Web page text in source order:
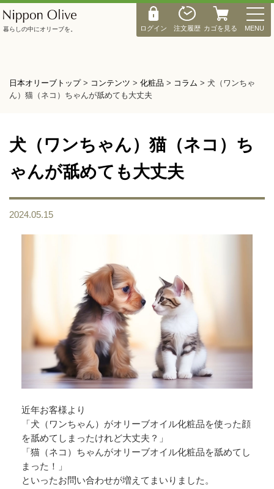
ログイン 注文履歴 カゴを見る
M
E
N
MENU
暮らしの中にオリーブを。
日本オリーブトップ> コンテンツ > 化粧品 > コラム > 犬（ワンちゃ
ん）猫（ネコ）ちゃんが舐めても大丈夫
犬（ワンちゃん）猫（ネコ）ち
ゃんが舐めても大丈夫
2024.05.15
近年お客様より
「犬（ワンちゃん）がオリーブオイル化粧品を使った顔
を舐めてしまったけれど大丈夫？」
「猫（ネコ）ちゃんがオリーブオイル化粧品を舐めてし
まった！」
といったお問い合わせが増えてまいりました。